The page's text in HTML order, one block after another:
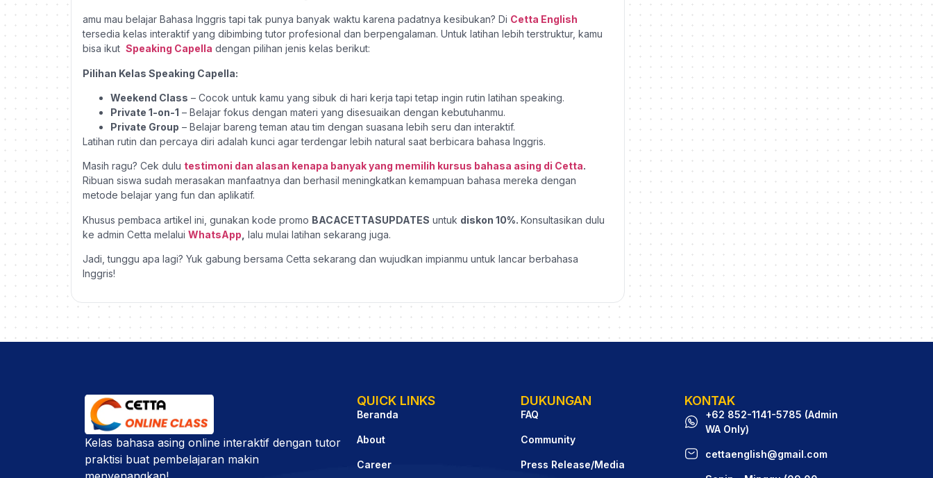
amu mau belajar Bahasa Inggris tapi tak punya banyak waktu karena padatnya kesibukan? Di Cetta English
tersedia kelas interaktif yang dibimbing tutor profesional dan berpengalaman. Untuk latihan lebih terstruktur, kamu
bisa ikut Speaking Capella dengan pilihan jenis kelas berikut:
Pilihan Kelas Speaking Capella:
Weekend Class – Cocok untuk kamu yang sibuk di hari kerja tapi tetap ingin rutin latihan speaking.
Private 1-on-1 – Belajar fokus dengan materi yang disesuaikan dengan kebutuhanmu.
Private Group – Belajar bareng teman atau tim dengan suasana lebih seru dan interaktif.
Latihan rutin dan percaya diri adalah kunci agar terdengar lebih natural saat berbicara bahasa Inggris.
Masih ragu? Cek dulu testimoni dan alasan kenapa banyak yang memilih kursus bahasa asing di Cetta.
Ribuan siswa sudah merasakan manfaatnya dan berhasil meningkatkan kemampuan bahasa mereka dengan
metode belajar yang fun dan aplikatif.
Khusus pembaca artikel ini, gunakan kode promo BACACETTASUPDATES untuk diskon 10%. Konsultasikan dulu
ke admin Cetta melalui WhatsApp lalu mulai latihan sekarang juga.
Jadi, tunggu apa lagi? Yuk gabung bersama Cetta sekarang dan wujudkan impianmu untuk lancar berbahasa
Inggris!
Kelas bahasa asing online interaktif dengan tutor
praktisi buat pembelajaran makin
QUICK LINKS
Beranda
About
Career
DUKUNGAN
FAQ
Community
Press Release/Media
KONTAK
+62 852-1141-5785 (Admin
WA Only)
cettaenglish@gmail.com